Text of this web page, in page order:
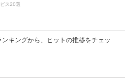
ス20選
キングから、ヒットの推移をチェッ